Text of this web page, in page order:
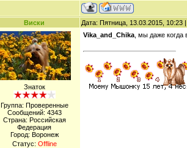
Виски Дата: Пятница, 13.03.2015, 10:23
Знаток
Группа: Проверенные
Сообщений: 4343
Страна: Российская
Федерация
Город: Воронеж
Статус: Offline
Vika_and_Chika , мы даже когда